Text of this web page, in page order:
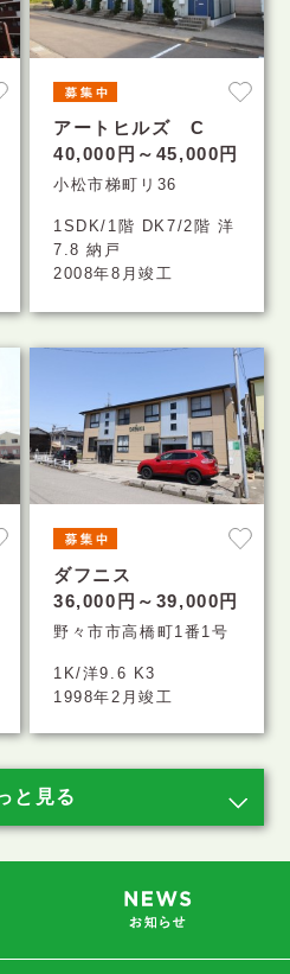
アートヒルズ C
40,000円～45,000円
小松市梯町リ36
1SDK/1階 DK7/2階 洋
7.8 納戸
2008年8月竣工
ダフニス
36,000円～39,000円
野々市市高橋町1番1号
1K/洋9.6 K3
1998年2月竣工